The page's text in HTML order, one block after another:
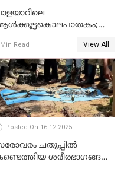
Read View All
Posted On 16-12-2025
ചതുപ്പിൽ
ശരീരഭാഗങ്ങൾ